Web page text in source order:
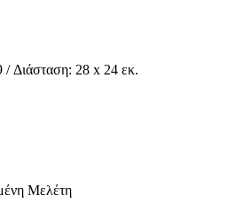
Διάσταση: 28 x 24 εκ.
Μελέτη